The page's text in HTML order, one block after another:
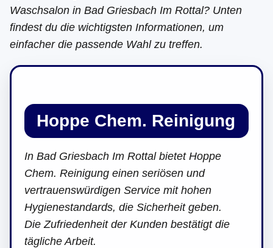
Waschsalon in Bad Griesbach Im Rottal? Unten
findest du die wichtigsten Informationen, um
einfacher die passende Wahl zu treffen.
Hoppe Chem. Reinigung
In Bad Griesbach Im Rottal bietet Hoppe
Chem. Reinigung einen seriösen und
vertrauenswürdigen Service mit hohen
Hygienestandards, die Sicherheit geben.
Die Zufriedenheit der Kunden bestätigt die
tägliche Arbeit.